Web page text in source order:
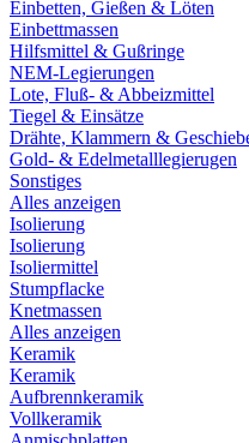
Einbetten, Gießen & Löten
Einbettmassen
Hilfsmittel & Gußringe
NEM-Legierungen
Lote, Fluß- & Abbeizmittel
Tiegel & Einsätze
Drähte, Klammern &
Gold- & Edelmetalllegierugen
Sonstiges
Alles anzeigen
Isolierung
Isolierung
Isoliermittel
Stumpflacke
Knetmassen
Alles anzeigen
Keramik
Keramik
Aufbrennkeramik
Vollkeramik